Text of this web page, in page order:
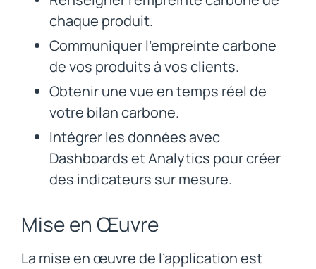
chaque produit.
Communiquer l’empreinte carbone
de vos produits à vos clients.
Obtenir une vue en temps réel de
votre bilan carbone.
Intégrer les données avec
Dashboards et Analytics pour créer
des indicateurs sur mesure.
Mise en Œuvre
La mise en œuvre de l’application est